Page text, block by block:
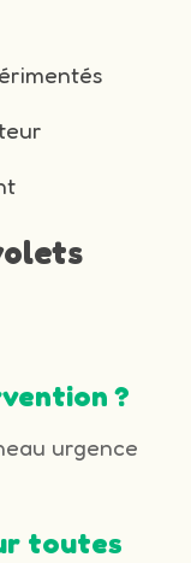
?
urgence
toutes